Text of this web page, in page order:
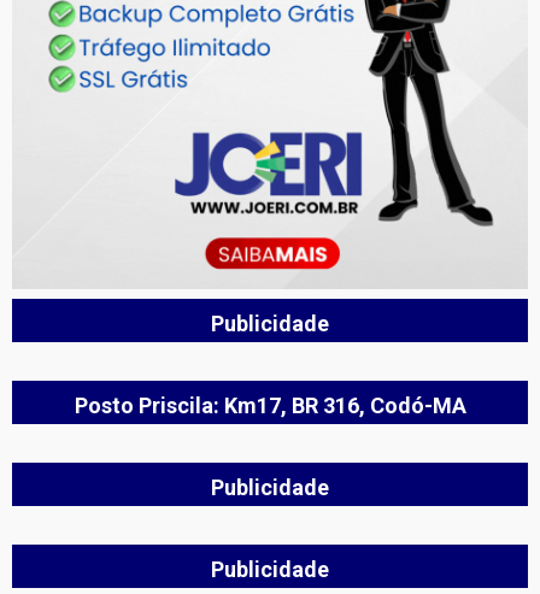
Publicidade
Posto Priscila: Km17, BR 316, Codó-MA
Publicidade
Publicidade